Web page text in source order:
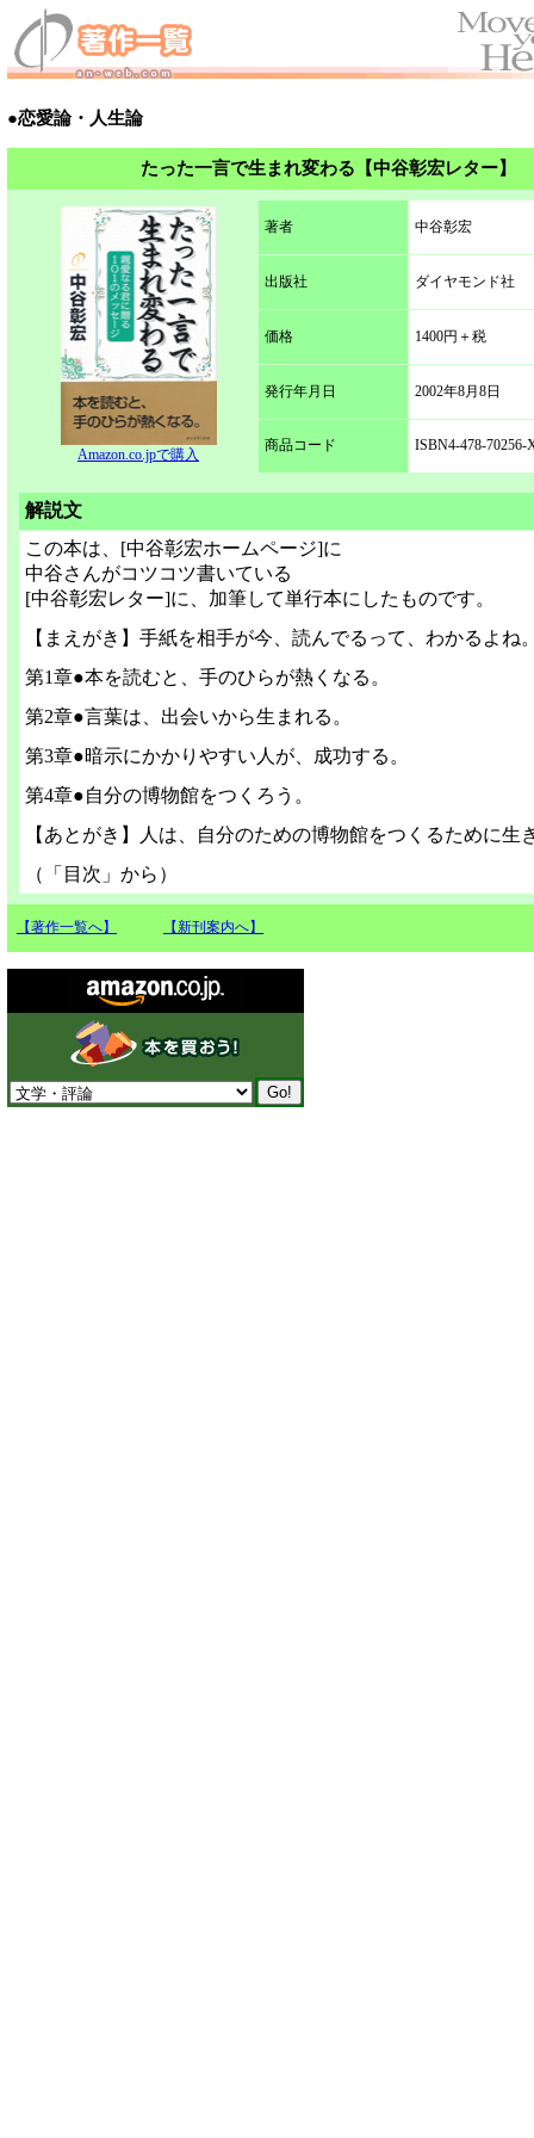
●恋愛論・人生論
たった一言で生まれ変わる【中谷彰宏レター】
Amazon.co.jpで購入
著者 中谷彰宏
出版社 ダイヤモンド社
価格 1400円＋税
発行年月日 2002年8月8日
商品コード ISBN4-478-70256-
解説文
この本は、[中谷彰宏ホームページ]に
中谷さんがコツコツ書いている
[中谷彰宏レター]に、加筆して単行本にしたものです。
【まえがき】手紙を相手が今、読んでるって、わかるよね
第1章●本を読むと、手のひらが熱くなる。
第2章●言葉は、出会いから生まれる。
第3章●暗示にかかりやすい人が、成功する。
第4章●自分の博物館をつくろう。
【あとがき】人は、自分のための博物館をつくるために生
（「目次」から）
【著作一覧へ】 【新刊案内へ】